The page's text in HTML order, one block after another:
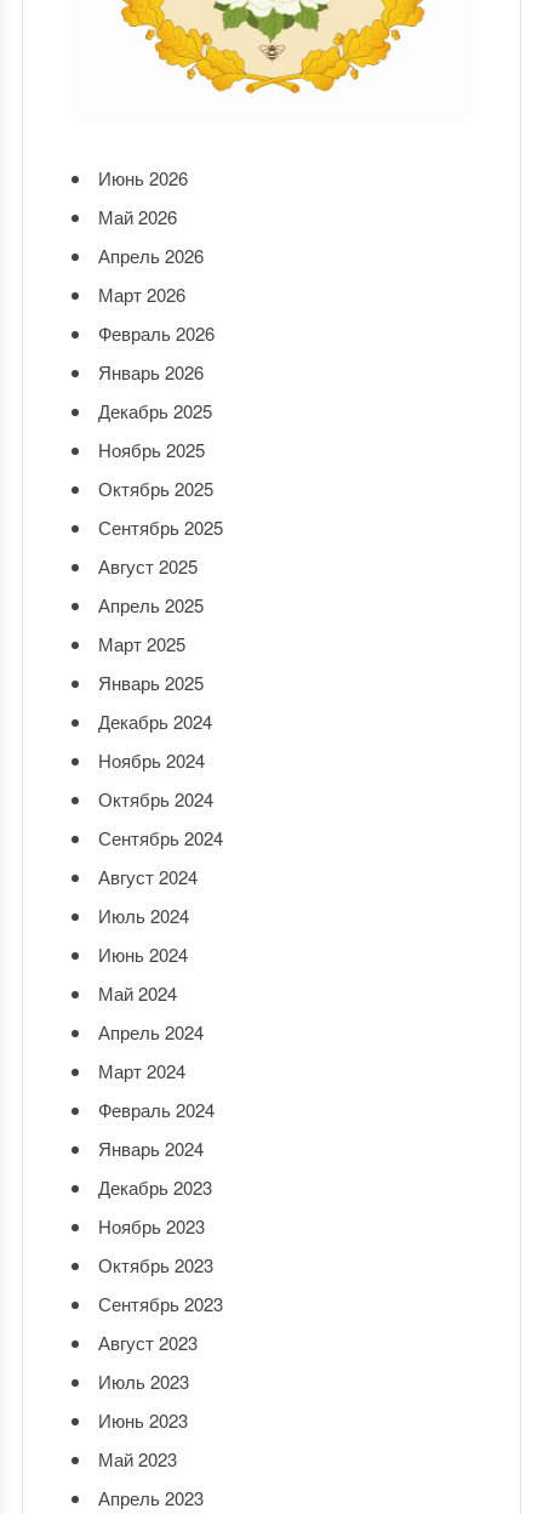
Июнь 2026
Май 2026
Апрель 2026
Март 2026
Февраль 2026
Январь 2026
Декабрь 2025
Ноябрь 2025
Октябрь 2025
Сентябрь 2025
Август 2025
Апрель 2025
Март 2025
Январь 2025
Декабрь 2024
Ноябрь 2024
Октябрь 2024
Сентябрь 2024
Август 2024
Июль 2024
Июнь 2024
Май 2024
Апрель 2024
Март 2024
Февраль 2024
Январь 2024
Декабрь 2023
Ноябрь 2023
Октябрь 2023
Сентябрь 2023
Август 2023
Июль 2023
Июнь 2023
Май 2023
Апрель 2023